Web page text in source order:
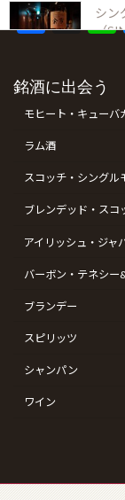
F
e
b
o
o
k
X
銘酒に出会う
モヒート・キューバ
ラム酒
スコッチ・シングル
ブレンデッド・スコ
アイリッシュ・ジャ
バーボン・テネシー
ブランデー
スピリッツ
シャンパン
ワイン
シン
（
コ
最近の投